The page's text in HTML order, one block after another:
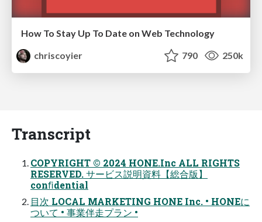
How To Stay Up To Date on Web Technology
chriscoyier
790 250k
Transcript
COPYRIGHT © 2024 HONE.Inc ALL RIGHTS
RESERVED. サービス説明資料【総合版】
conﬁdential
⽬次 LOCAL MARKETING HONE Inc. • HONEに
ついて • 事業伴⾛プラン •